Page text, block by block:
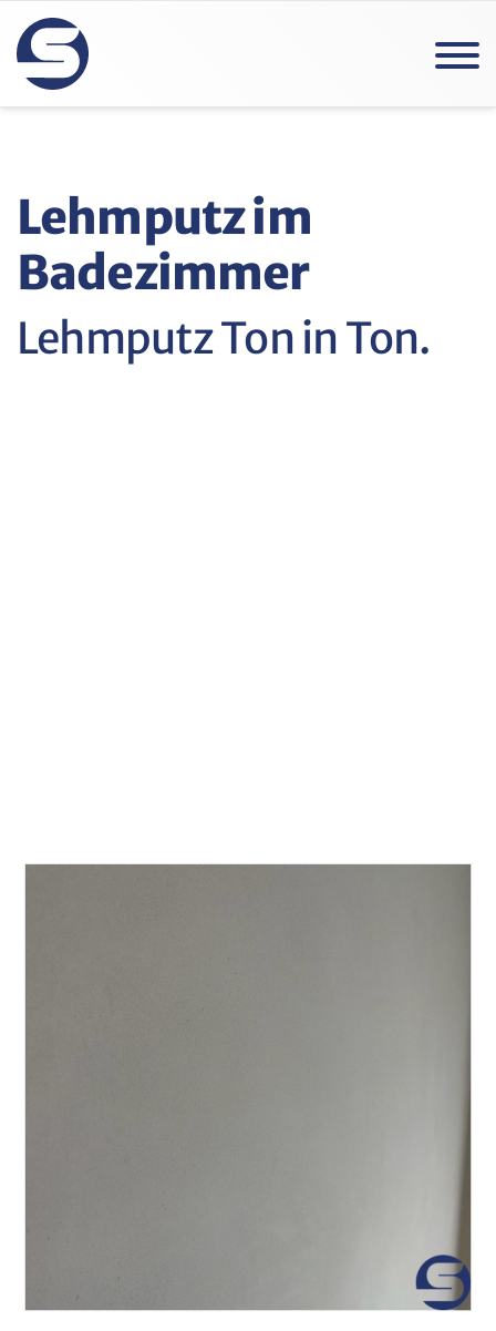
Lehmputz im
Badezimmer
Lehmputz Ton in Ton.